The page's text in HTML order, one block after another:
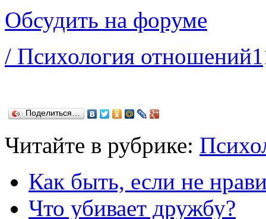
Обсудить на форуме
/ Психология отношений1
Поделиться…
Читайте в рубрике:
Как быть, если не
Что убивает дружбу?